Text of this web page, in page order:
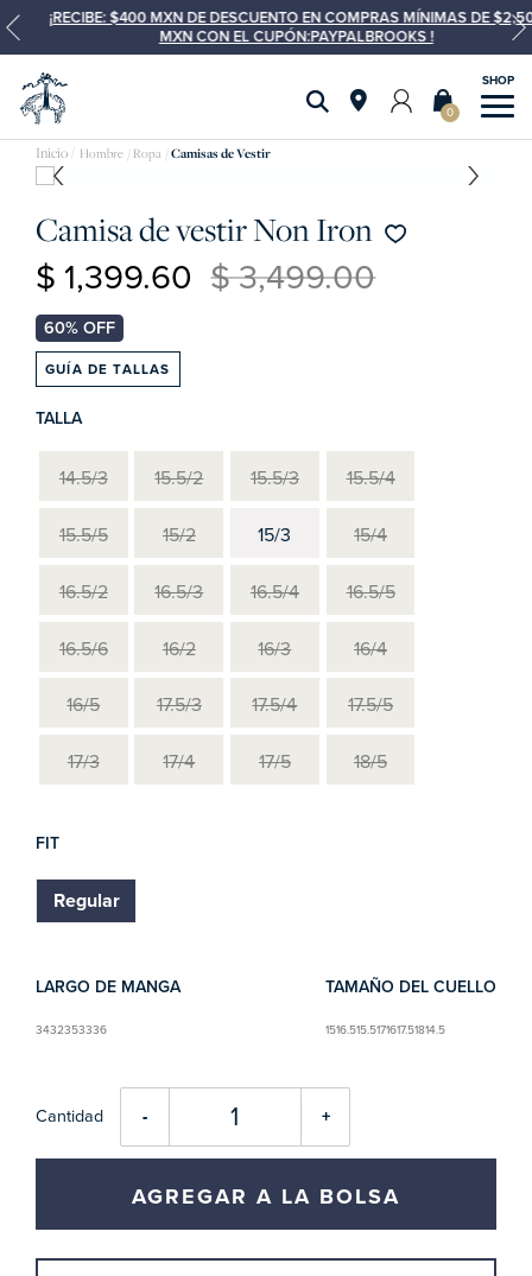
¡RECIBE: $400 MXN DE DESCUENTO EN COMPRAS MÍNIMAS DE $2,500
MXN CON EL CUPÓN:PAYPALBROOKS !
0
Hombre Ropa Camisas de Vestir
Camisa de vestir Non Iron
$ 3,499.00
$ 1,399.60
GUÍA DE TALLAS
TALLA
14.5/3 15.5/2 15.5/3 15.5/4
15.5/5 15/2 15/3 15/4
16.5/2 16.5/3 16.5/4 16.5/5
16.5/6 16/2 16/3 16/4
16/5 17.5/3 17.5/4 17.5/5
17/3 17/4 17/5 18/5
FIT
Regular
LARGO DE MANGA
3432353336
TAMAÑO DEL CUELLO
1516.515.5171617.51814.5
Cantidad +
-
AGREGAR A LA BOLSA